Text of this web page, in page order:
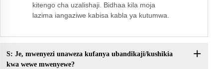
kitengo cha uzalishaji. Bidhaa kila moja
lazima iangaziwe kabisa kabla ya kutumwa.
S: Je, mwenyezi unaweza kufanya ubandikaji/kushikia
kwa wewe mwenyewe?